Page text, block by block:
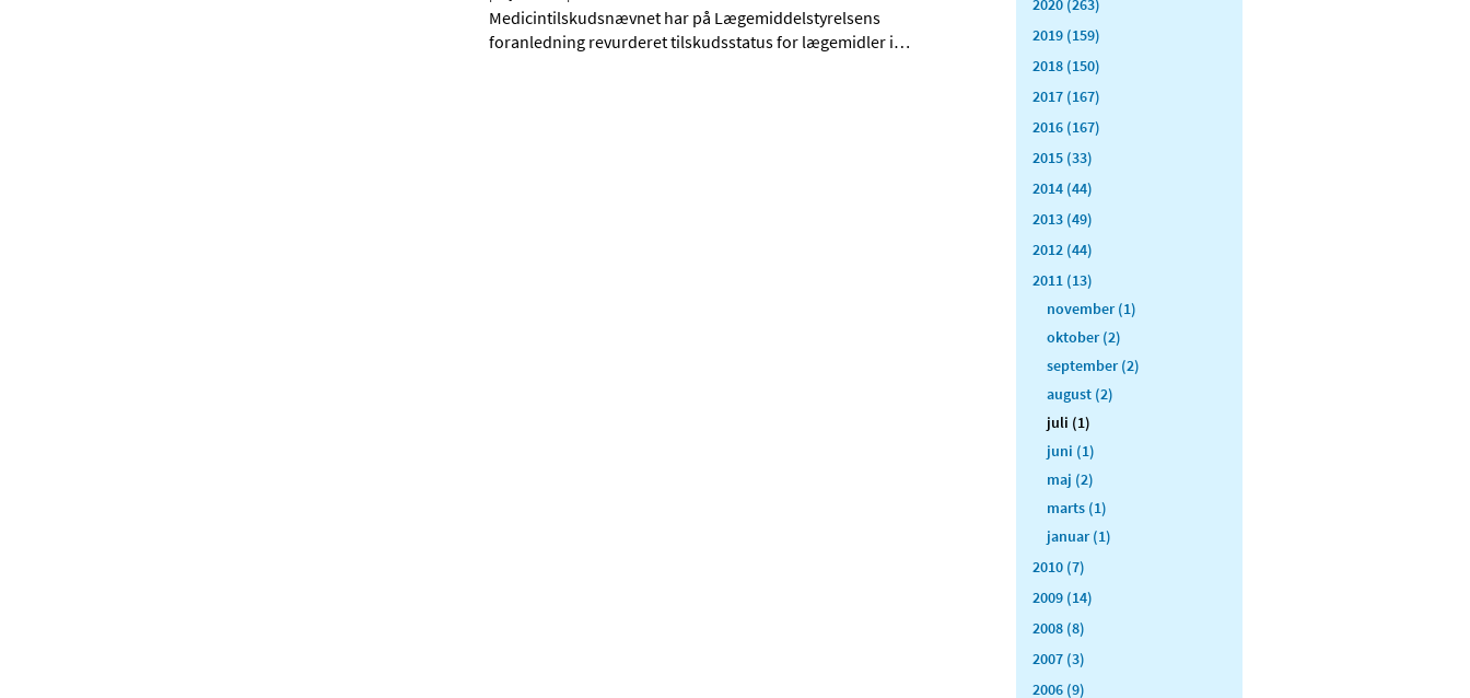
Medicintilskudsnævnet har på Lægemiddelstyrelsens
foranledning revurderet tilskudsstatus for lægemidler i…
2020 (263)
2019 (159)
2018 (150)
2017 (167)
2016 (167)
2015 (33)
2014 (44)
2013 (49)
2012 (44)
2011 (13)
november (1)
oktober (2)
september (2)
august (2)
juli (1)
juni (1)
maj (2)
marts (1)
januar (1)
2010 (7)
2009 (14)
2008 (8)
2007 (3)
2006 (9)